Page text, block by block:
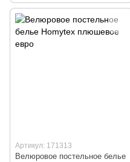
Артикул: 171313
Велюровое постельное белье